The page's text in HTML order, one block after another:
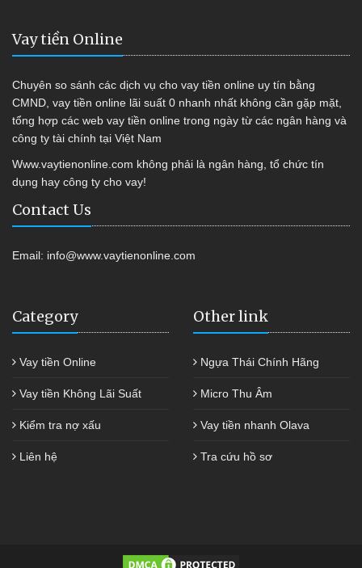
Vay tiền Online
Chuyên so sánh các dịch vụ cho vay tiền online uy tín bằng
CMND, vay tiền online lãi suất 0 nhanh nhất không cần gặp mặt,
tổng hợp các web vay tiền online trong ngày từ các ngân hàng và
công ty tài chính tại Việt Nam
Www.vaytienonline.com không phải là ngân hàng, tổ chức tín
dụng hay công ty cho vay!
Contact Us
Email: info@www.vaytienonline.com
Category
Vay tiền Online
Vay tiền Không Lãi Suất
Kiểm tra nợ xấu
Liên hệ
Other link
Ngựa Thái Chính Hãng
Micro Thu Âm
Vay tiền nhanh Olava
Tra cứu hồ sơ